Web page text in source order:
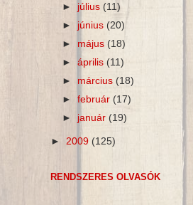
► július(11)
► június (20)
► május (18)
►április(11)
► március (18)
►február(17)
► január (19)
► 2009 (125)
RENDSZERES OLVASÓK